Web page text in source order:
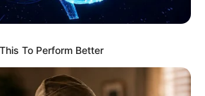
To Perform Better